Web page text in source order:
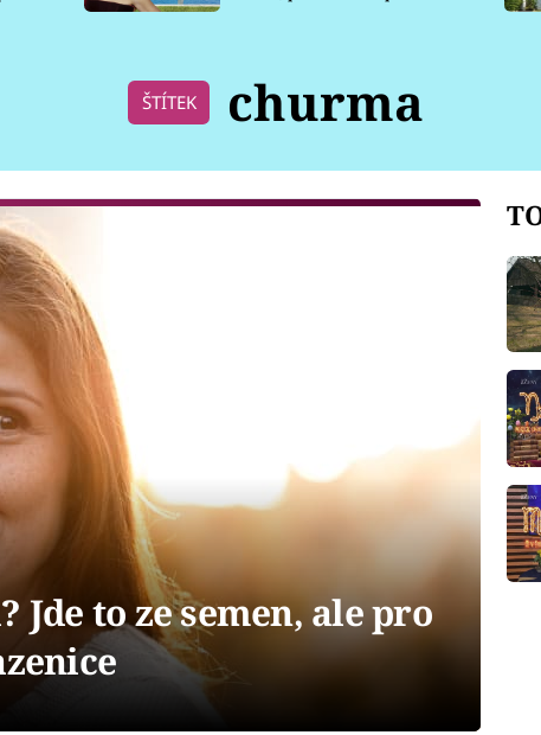
ŠTÍTEK churma
Jde to ze semen, ale pro